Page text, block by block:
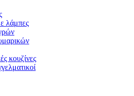
λάμπες
κουζίνες